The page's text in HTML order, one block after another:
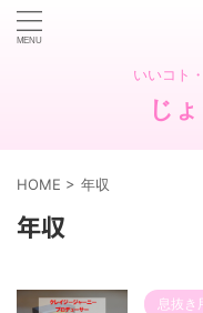
いいコト
じ
HOME > 年収
年収
息抜き